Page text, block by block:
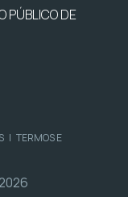
PÚBLICO DE
| TERMOS E